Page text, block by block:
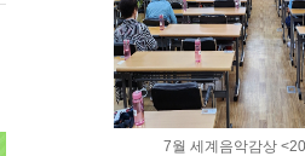
7월 세계음악감상